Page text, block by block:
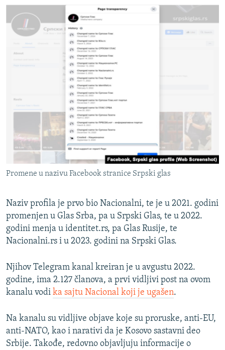
Promene u nazivu Facebook stranice Srpski glas
Naziv profila je prvo bio Nacionalni, te je u 2021. godini
promenjen u Glas Srba, pa u Srpski Glas, te u 2022.
godini menja u identitet.rs, pa Glas Rusije, te
Nacionalni.rs i u 2023. godini na Srpski Glas.
Njihov Telegram kanal kreiran je u avgustu 2022.
godine, ima 2.127 članova, a prvi vidljivi post na ovom
kanalu vodi ka sajtu Nacional koji je ugašen.
Na kanalu su vidljive objave koje su proruske, anti-EU,
anti-NATO, kao i narativi da je Kosovo sastavni deo
Srbije. Takođe, redovno objavljuju informacije o